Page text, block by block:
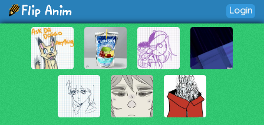
Login